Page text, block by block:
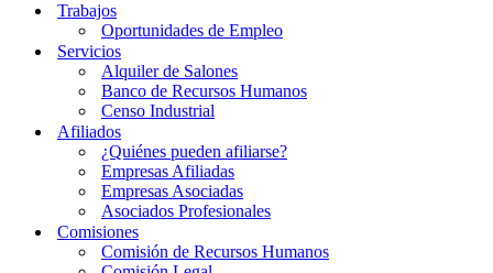
Trabajos
Oportunidades de Empleo
Servicios
Alquiler de Salones
Banco de Recursos Humanos
Censo Industrial
Afiliados
¿Quiénes pueden afiliarse?
Empresas Afiliadas
Empresas Asociadas
Asociados Profesionales
Comisiones
Comisión de Recursos Humanos